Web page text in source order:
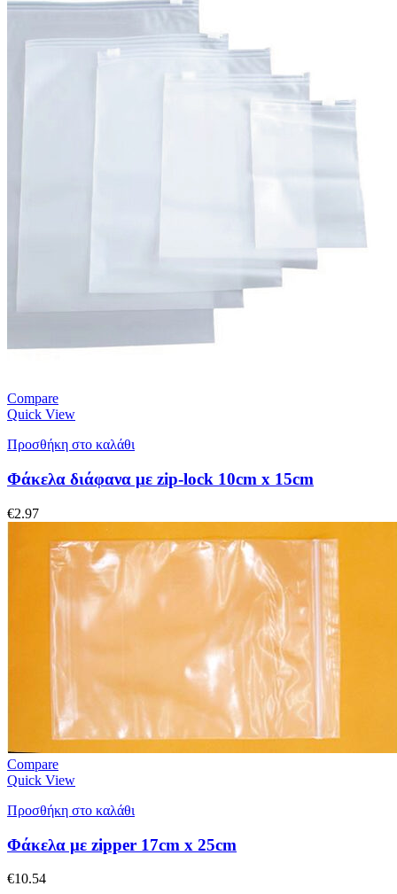
Compare
Quick View
Προσθήκη στο καλάθι
Φάκελα διάφανα με zip-lock 10cm x 15cm
€2.97
Compare
Quick View
Προσθήκη στο καλάθι
Φάκελα με zipper 17cm x 25cm
€10.54